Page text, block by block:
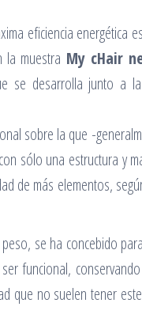
eficiencia energética
muestra My cHair
se desarrolla junto a la
sobre la que -
sólo una estructura y
de más elementos,
se ha concebido
funcional,
que no suelen tener